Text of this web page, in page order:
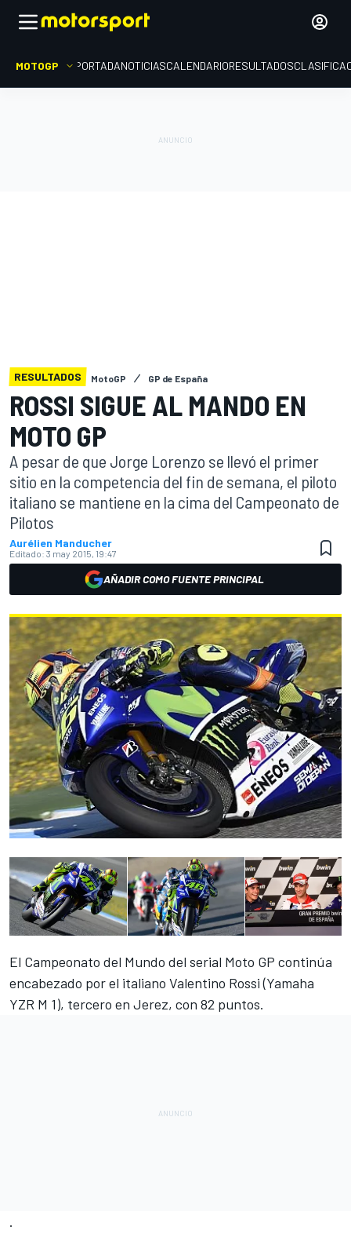
MOTOGP PORTADANOTICIASCALENDARIORESULTADOS
RESULTADOS MotoGP GP de España
ROSSI SIGUE AL MANDO EN
MOTO GP
A pesar de que Jorge Lorenzo se llevó el primer
sitio en la competencia del fin de semana, el piloto
italiano se mantiene en la cima del Campeonato de
Pilotos
Aurélien Manducher
Editado: 3 may 2015, 19:47
AÑADIR COMO FUENTE PRINCIPAL
El Campeonato del Mundo del serial Moto GP continúa
encabezado por el italiano Valentino Rossi (Yamaha
YZR M 1), tercero en Jerez, con 82 puntos.
.